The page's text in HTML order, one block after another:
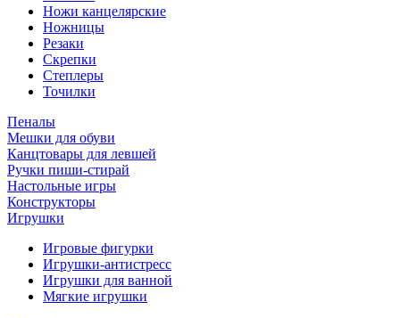
Ножи канцелярские
Ножницы
Резаки
Скрепки
Степлеры
Точилки
Пеналы
Мешки для обуви
Канцтовары для левшей
Ручки пиши-стирай
Настольные игры
Конструкторы
Игрушки
Игровые фигурки
Игрушки-антистресс
Игрушки для ванной
Мягкие игрушки